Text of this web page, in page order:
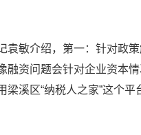
敏介绍，第一：针对政
融资问题会针对企业资本
溪区“纳税人之家”这个